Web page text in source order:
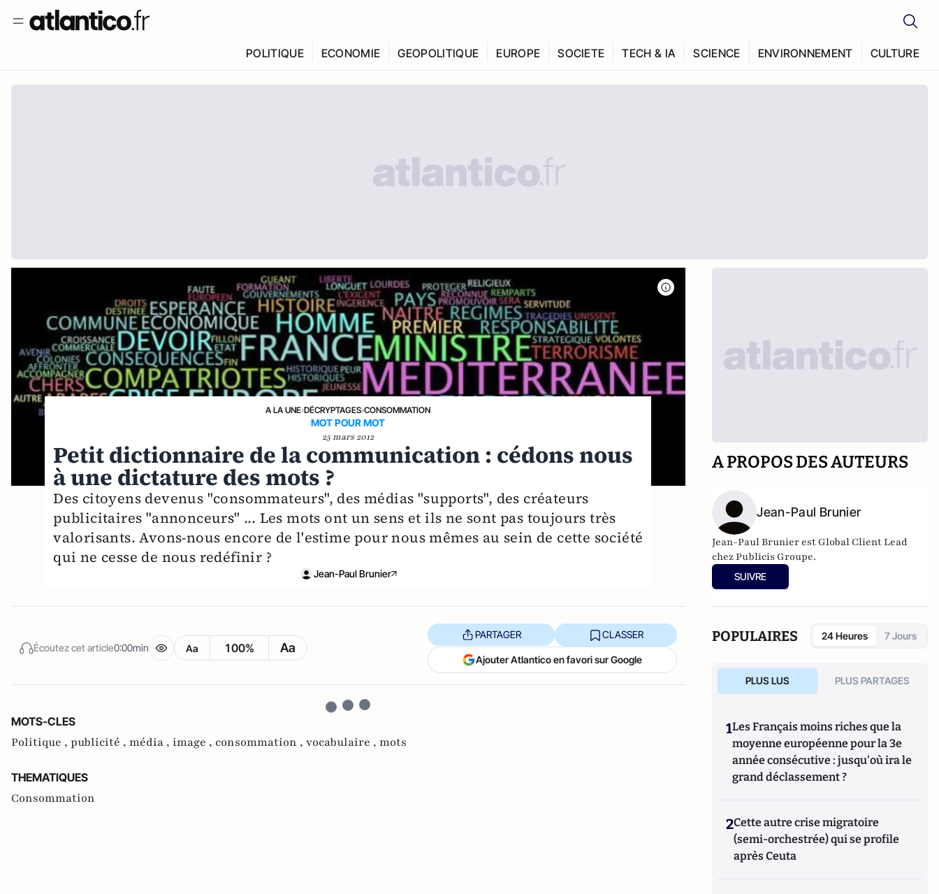
POLITIQUE ECONOMIE GEOPOLITIQUE EUROPE SOCIETE TECH & IA SCIENCE ENVIRONNEMENT CULTURE
A LA UNE›DÉCRYPTAGES›CONSOMMATION
MOT POUR MOT
25 mars 2012
Petit dictionnaire de la communication : cédons nous
à une dictature des mots ?
Des citoyens devenus "consommateurs", des médias "supports", des créateurs
publicitaires "annonceurs" ... Les mots ont un sens et ils ne sont pas toujours très
valorisants. Avons-nous encore de l'estime pour nous mêmes au sein de cette société
qui ne cesse de nous redéfinir ?
Jean-Paul Brunier
Écoutez cet article0:00min Aa 100% Aa
PARTAGER CLASSER
Ajouter Atlantico en favori sur Google
MOTS-CLES
Politique , publicité , média , image , consommation , vocabulaire , mots
THEMATIQUES
Consommation
A PROPOS DES AUTEURS
Jean-Paul Brunier
Jean-Paul Brunier est Global Client Lead
chez Publicis Groupe.
SUIVRE
POPULAIRES 24 Heures 7 Jours
PLUS LUS PLUS PARTAGES
1Les Français moins riches que la
moyenne européenne pour la 3e
année consécutive : jusqu'où ira le
grand déclassement ?
2Cette autre crise migratoire
(semi-orchestrée) qui se profile
après Ceuta